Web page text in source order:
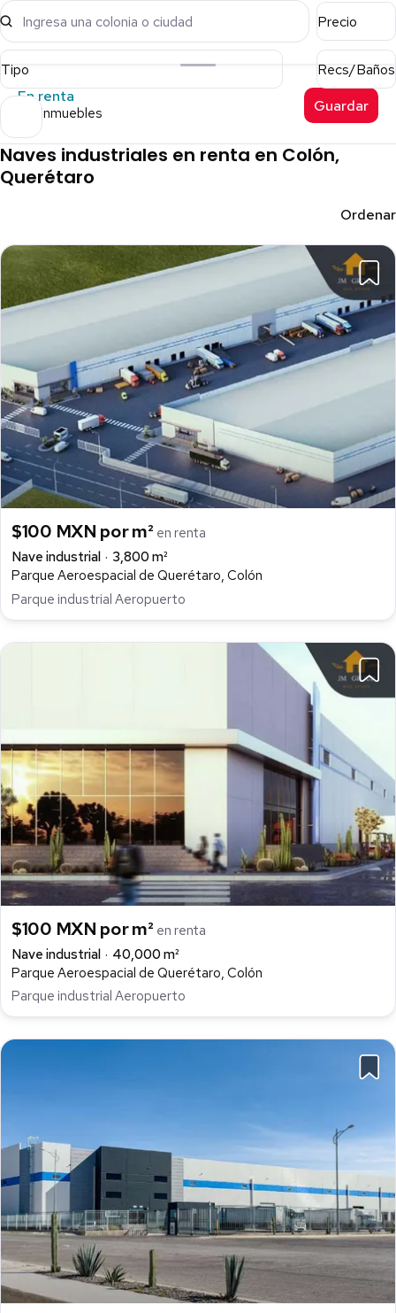
Ingresa una colonia o ciudad Precio
Tipo
Recs/Baños
En renta
108 inmuebles Guardar
Naves industriales en renta en Colón,
Querétaro
Ordenar
$100 MXN por m² en renta
Nave industrial
3,800 m²
Parque Aeroespacial de Querétaro, Colón
Parque industrial Aeropuerto
$100 MXN por m² en renta
Nave industrial
40,000 m²
Parque Aeroespacial de Querétaro, Colón
Parque industrial Aeropuerto